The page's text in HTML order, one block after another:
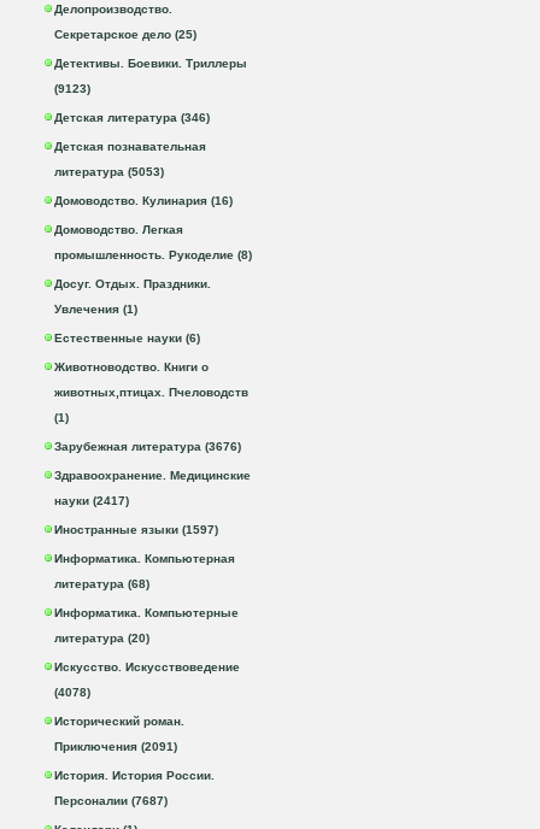
Делопроизводство.
Секретарское дело (25)
Детективы. Боевики. Триллеры
(9123)
Детская литература (346)
Детская познавательная
литература (5053)
Домоводство. Кулинария (16)
Домоводство. Легкая
промышленность. Рукоделие (8)
Досуг. Отдых. Праздники.
Увлечения (1)
Естественные науки (6)
Животноводство. Книги о
животных,птицах. Пчеловодств
(1)
Зарубежная литература (3676)
Здравоохранение. Медицинские
науки (2417)
Иностранные языки (1597)
Информатика. Компьютерная
литература (68)
Информатика. Компьютерные
литература (20)
Искусство. Искусствоведение
(4078)
Исторический роман.
Приключения (2091)
История. История России.
Персоналии (7687)